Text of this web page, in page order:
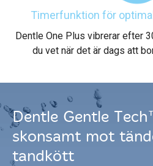
Timerfunktion för
Dentle One Plus vibrerar efter
du vet när det är dags att
Dentle Gentle
skonsamt mot
tandkött